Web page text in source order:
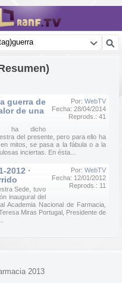
Por: WebTV
Fecha: 28/04/2014
Reprods.: 41
guerra de
de una
ha dicho
del presente, pero para ello ha
mitos, se pasa a la fábula o a la
inciertas. En ésta...
Por: WebTV
Fecha: 12/01/2012
Reprods.: 11
2012 ·
Sede, tuvo
inaugural del
Academia Nacional de Farmacia,
Miras Portugal, Presidente de
2013